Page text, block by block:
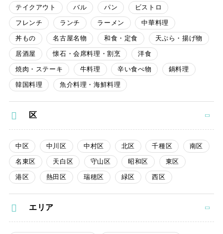
テイクアウト バル パン ビストロ
フレンチ ランチ ラーメン 中華料理
丼もの 名古屋名物 和食・定食 天ぷら・揚げ物
居酒屋 懐石・会席料理・割烹 洋食
焼肉・ステーキ 牛料理 辛い食べ物 鍋料理
韓国料理 魚介料理・海鮮料理
区
中区 中川区 中村区 北区 千種区 南区
名東区 天白区 守山区 昭和区 東区
港区 熱田区 瑞穂区 緑区 西区
エリア